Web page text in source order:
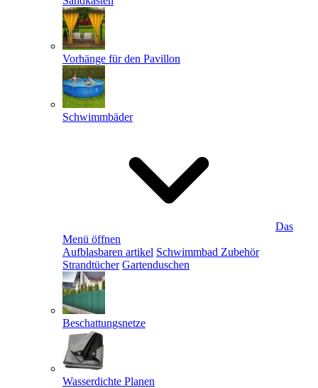
Vorhänge für den Pavillon
Schwimmbäder
Das
Menü öffnen
Aufblasbaren artikel Schwimmbad Zubehör
Strandtücher Gartenduschen
Beschattungsnetze
Wasserdichte Planen